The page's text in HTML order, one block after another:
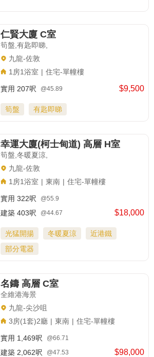
仁賢大廈 C室
筍盤,有匙即睇,
九龍-佐敦
1房1浴室 | 住宅-單幢樓
$9,500
實用 207呎 @45.89
筍盤 有匙即睇
幸運大廈(柯士甸道) 高層 H室
筍盤,冬暖夏涼,
九龍-佐敦
1房1浴室 | 東南 | 住宅-單幢樓
$18,000
實用 322呎 @55.9
建築 403呎 @44.67
光猛開揚 冬暖夏涼
近港鐵
部分電器
名鑄 高層 C室
全維港海景
九龍-尖沙咀
3房(1套)2廳 | 東南 | 住宅-單幢樓
$98,000
實用 1,469呎 @66.71
建築 2,062呎 @47.53